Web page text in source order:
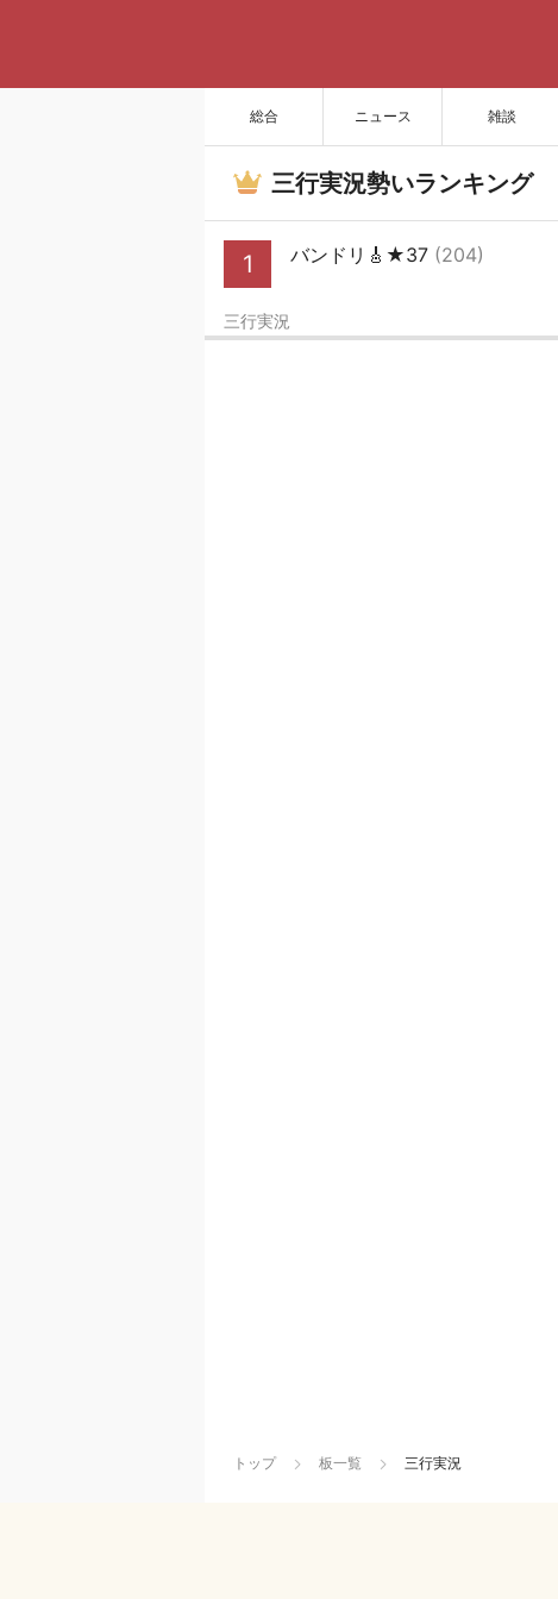
総合 ニュース 雑談
三行実況勢いランキング
1 バンドリ🎸★37 (204)
三行実況
トップ 板一覧 三行実況